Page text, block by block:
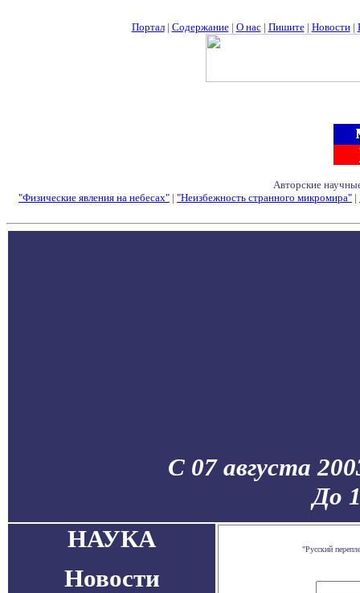
Портал| Содержание| О нас| Пишите| Новости|
Авторские
"Физические явления на небесах" | "Неизбежность странного микромира" |
С 07 августа
До
НАУКА
Новости
"Русский